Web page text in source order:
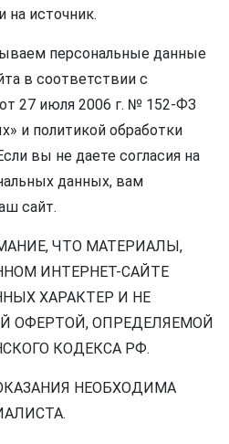
на источник.
персональные данные
в соответствии с
27 июля 2006 г. № 152-ФЗ
и политикой обработки
вы не даете согласия на
данных, вам
сайт.
ЧТО МАТЕРИАЛЫ,
ИНТЕРНЕТ-САЙТЕ
ХАРАКТЕР И НЕ
ОФЕРТОЙ, ОПРЕДЕЛЯЕМОЙ
КОДЕКСА РФ.
НЕОБХОДИМА